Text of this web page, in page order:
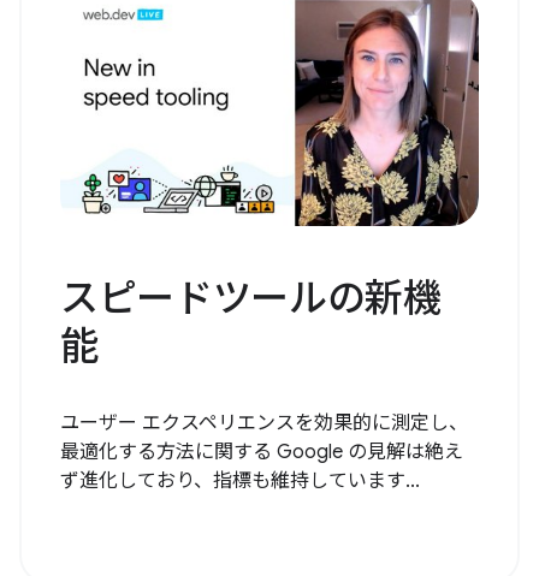
スピードツールの新機
能
ユーザー エクスペリエンスを効果的に測定し、
最適化する方法に関する Google の見解は絶え
ず進化しており、指標も維持しています...